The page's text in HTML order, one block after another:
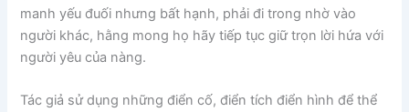
manh yếu đuối nhưng bất hạnh, phải đi trong nhờ vào
người khác, hằng mong họ hãy tiếp tục giữ trọn lời hứa với
người yêu của nàng.
Tác giả sử dụng những điển cố, điển tích điển hình để thể